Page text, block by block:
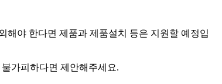
해야 한다면 제품과 제품설치 등은 지원할 예정입
가피하다면 제안해주세요.